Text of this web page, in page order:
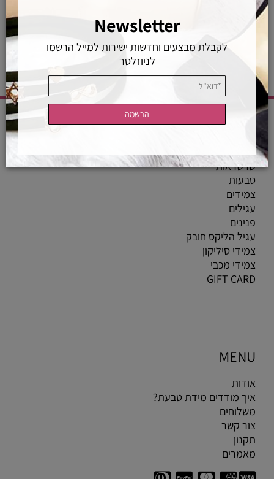
אחראיות בלעדית משלוחים מהירים רכישה מאובטחת
CATEGORIES
שרשראות
טבעות
צמידים
עגילים
פנינים
עגיל הליקס חובק
צמידי סיליקון
צמידי מכבי
GIFT CARD
MENU
אודות
איך מודדים מידת טבעת?
משלוחים
צור קשר
תקנון
מאמרים
Newsletter
לקבלת מבצעים וחדשות ישירות למייל הרשמו
לניוזלטר